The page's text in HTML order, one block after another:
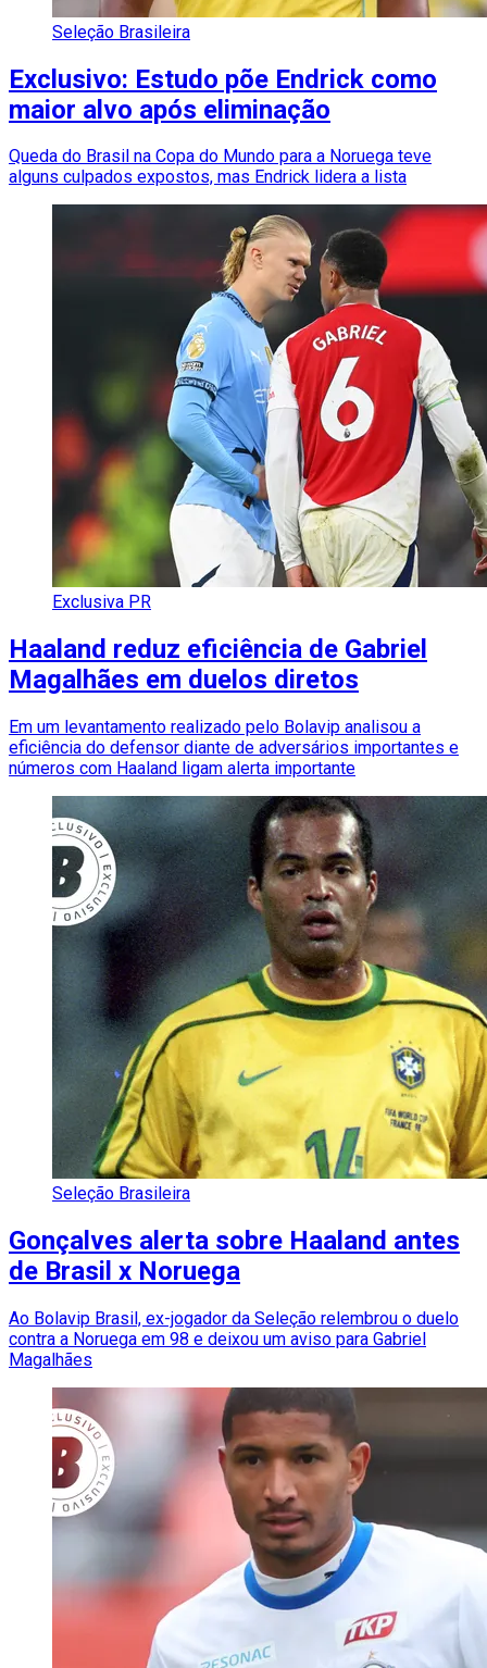
Seleção Brasileira
Exclusivo: Estudo põe Endrick como
maior alvo após eliminação
Queda do Brasil na Copa do Mundo para a Noruega teve
alguns culpados expostos, mas Endrick lidera a lista
Exclusiva PR
Haaland reduz eficiência de Gabriel
Magalhães em duelos diretos
Em um levantamento realizado pelo Bolavip analisou a
eficiência do defensor diante de adversários importantes e
números com Haaland ligam alerta importante
Seleção Brasileira
Gonçalves alerta sobre Haaland antes
de Brasil x Noruega
Ao Bolavip Brasil, ex-jogador da Seleção relembrou o duelo
contra a Noruega em 98 e deixou um aviso para Gabriel
Magalhães